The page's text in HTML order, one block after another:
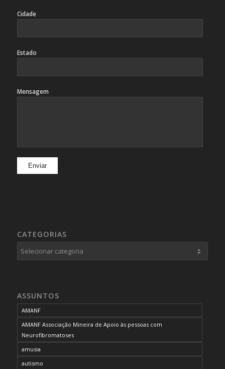
Cidade
Estado
Mensagem
CATEGORIAS
Categorias
ASSUNTOS
AMANF
AMANF Associação Mineira de Apoio às pessoas com
Neurofibromatoses
amusia
autismo